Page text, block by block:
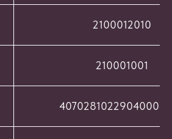
2100012010
210001001